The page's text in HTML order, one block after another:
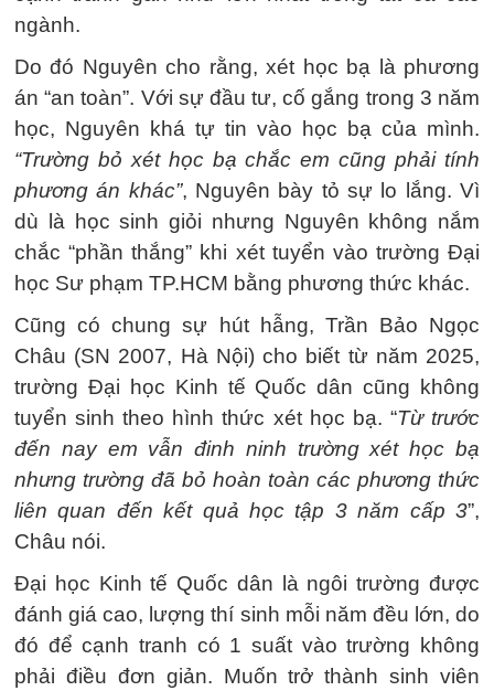
ngành.
Do đó Nguyên cho rằng, xét học bạ là phương
án “an toàn”. Với sự đầu tư, cố gắng trong 3 năm
học, Nguyên khá tự tin vào học bạ của mình.
“Trường bỏ xét học bạ chắc em cũng phải tính
phương án khác”, Nguyên bày tỏ sự lo lắng. Vì
dù là học sinh giỏi nhưng Nguyên không nắm
chắc “phần thắng” khi xét tuyển vào trường Đại
học Sư phạm TP.HCM bằng phương thức khác.
Cũng có chung sự hút hẫng, Trần Bảo Ngọc
Châu (SN 2007, Hà Nội) cho biết từ năm 2025,
trường Đại học Kinh tế Quốc dân cũng không
tuyển sinh theo hình thức xét học bạ. “Từ trước
đến nay em vẫn đinh ninh trường xét học bạ
nhưng trường đã bỏ hoàn toàn các phương thức
liên quan đến kết quả học tập 3 năm cấp 3”,
Châu nói.
Đại học Kinh tế Quốc dân là ngôi trường được
đánh giá cao, lượng thí sinh mỗi năm đều lớn, do
đó để cạnh tranh có 1 suất vào trường không
phải điều đơn giản. Muốn trở thành sinh viên